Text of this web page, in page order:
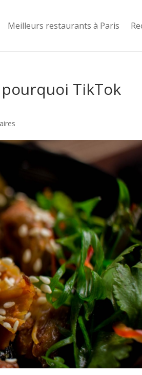
Meilleurs restaurants à Paris
TikTok